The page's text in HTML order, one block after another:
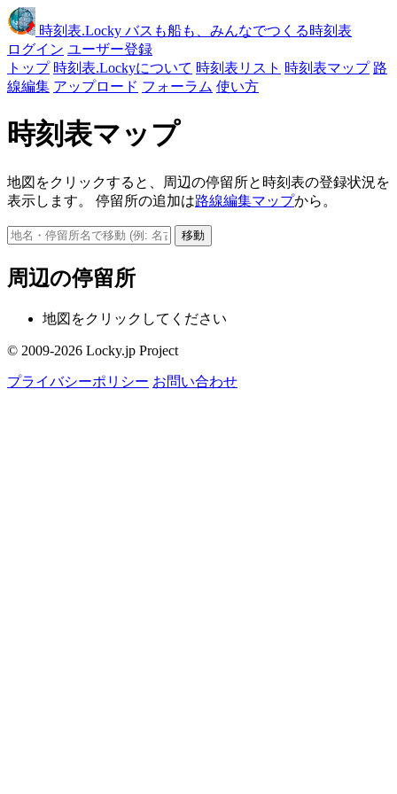
時刻表.Locky バスも船も、みんなでつくる時刻表
ログイン ユーザー登録
トップ 時刻表.Lockyについて 時刻表リスト 時刻表マップ 路
線編集 アップロード フォーラム 使い方
時刻表マップ
地図をクリックすると、周辺の停留所と時刻表の登録状況を
表示します。 停留所の追加は路線編集マップから。
移動
周辺の停留所
地図をクリックしてください
© 2009-2026 Locky.jp Project
プライバシーポリシー お問い合わせ